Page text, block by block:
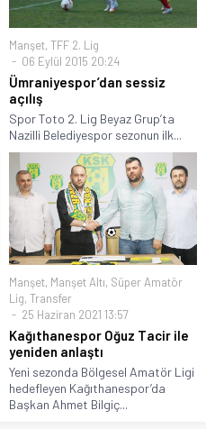
Manşet, TFF 2. Lig
06 Eylül 2015 20:24
Ümraniyespor’dan sessiz
açılış
Spor Toto 2. Lig Beyaz Grup’ta
Nazilli Belediyespor sezonun ilk...
Manşet, Manşet Altı, Süper Amatör
Lig, Transfer
25 Haziran 2021 13:57
Kağıthanespor Oğuz Tacir ile
yeniden anlaştı
Yeni sezonda Bölgesel Amatör Ligi
hedefleyen Kağıthanespor’da
Başkan Ahmet Bilgiç...